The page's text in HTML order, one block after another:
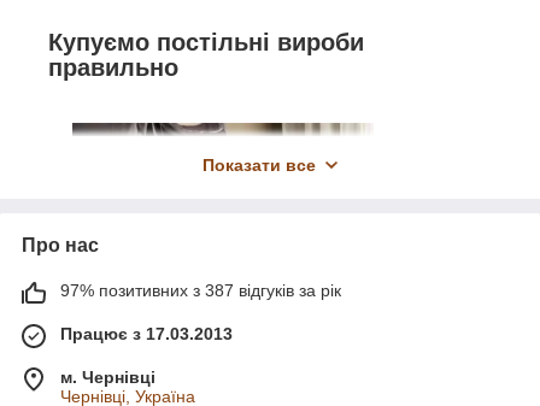
Купуємо постільні вироби
правильно
Показати все
Про нас
97% позитивних з 387 відгуків за рік
Працює з 17.03.2013
м. Чернівці
Чернівці, Україна